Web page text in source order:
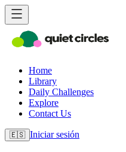
Home
Library
Daily Challenges
Explore
Contact Us
🇪🇸 Iniciar sesión